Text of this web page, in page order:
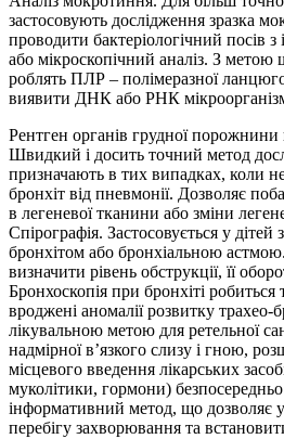
застосовують дослідження зразка
проводити бактеріологічний посів з
або мікроскопічний аналіз. З метою
роблять ПЛР – полімеразної
виявити ДНК або РНК
Рентген органів грудної порожнини
Швидкий і досить точний метод
призначають в тих випадках, коли
бронхіт від пневмонії. Дозволяє
в легеневої тканини або зміни
Спірографія. Застосовується у
бронхітом або бронхіальною
визначити рівень обструкції, її
Бронхоскопія при бронхіті робиться
вроджені аномалії розвитку трахео-
лікувальною метою для ретельної
надмірної в’язкого слизу і гною,
місцевого введення лікарських
муколітики, гормони)
інформативний метод, що дозволяє
перебігу захворювання та